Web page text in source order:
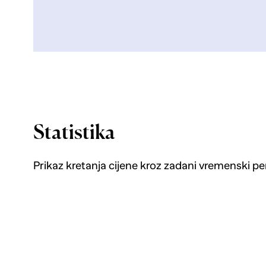
Statistika
Prikaz kretanja cijene kroz zadani vremenski